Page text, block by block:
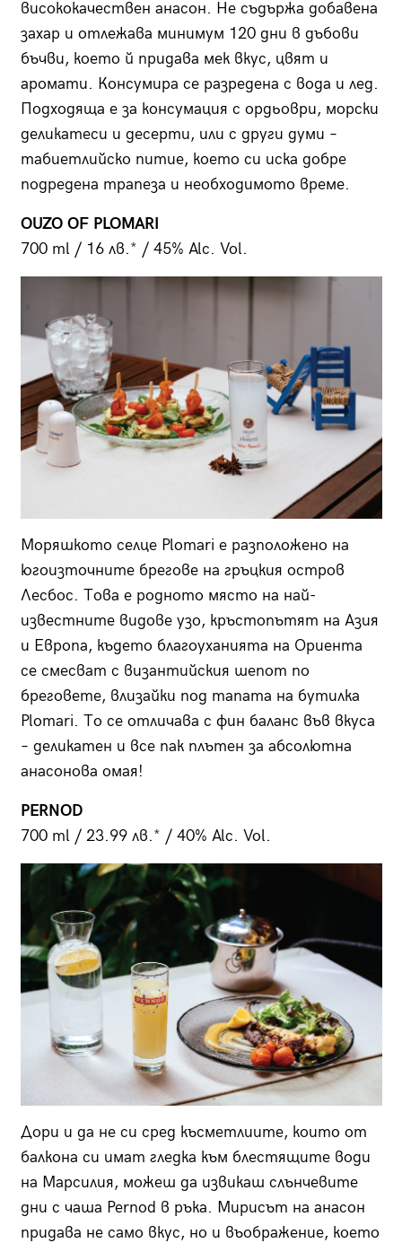
висококачествен анасон. Не съдържа добавена
захар и отлежава минимум 120 дни в дъбови
бъчви, което й придава мек вкус, цвят и
аромати. Консумира се разредена с вода и лед.
Подходяща е за консумация с ордьоври, морски
деликатеси и десерти, или с други думи –
табиетлийско питие, което си иска добре
подредена трапеза и необходимото време.
OUZO OF PLOMARI
700 ml / 16 лв.* / 45% Alc. Vol.
Моряшкото селце Plomari е разположено на
югоизточните брегове на гръцкия остров
Лесбос. Това е родното място на най-
известните видове узо, кръстопътят на Азия
и Европа, където благоуханията на Ориента
се смесват с византийския шепот по
бреговете, влизайки под тапата на бутилка
Plomari. То се отличава с фин баланс във вкуса
– деликатен и все пак плътен за абсолютна
анасонова омая!
PERNOD
700 ml / 23.99 лв.* / 40% Alc. Vol.
Дори и да не си сред късметлиите, които от
балкона си имат гледка към блестящите води
на Марсилия, можеш да извикаш слънчевите
дни с чаша Pernod в ръка. Мирисът на анасон
придава не само вкус, но и въображение, което